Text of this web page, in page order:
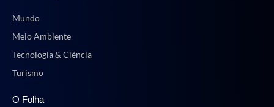
Mundo
Meio Ambiente
Tecnologia & Ciência
Turismo
O Folha